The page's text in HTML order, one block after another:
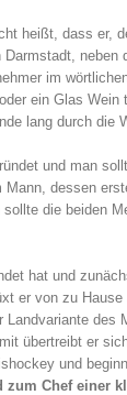
heißt, dass er,
neben
im
ein Glas
lang durch die
und man
dessen
die beiden
hat und
er von zu
des
übertreibt er
und
Chef einer